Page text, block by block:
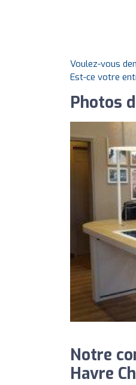
Voulez-vous
Est-ce votre
Photos
Notre
Havre